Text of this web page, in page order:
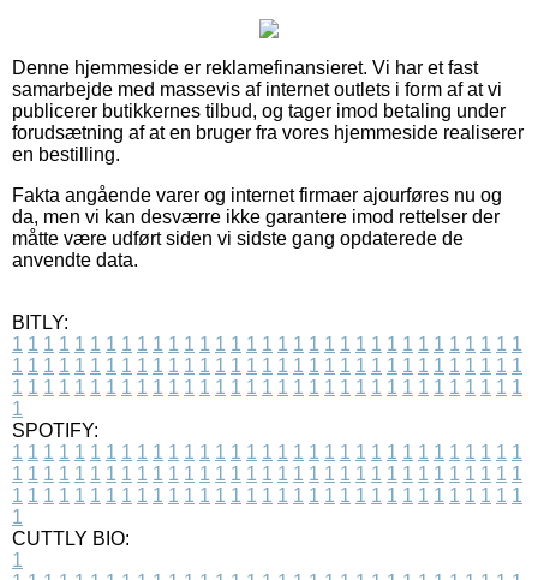
Denne hjemmeside er reklamefinansieret. Vi har et fast
samarbejde med massevis af internet outlets i form af at vi
publicerer butikkernes tilbud, og tager imod betaling under
forudsætning af at en bruger fra vores hjemmeside realiserer
en bestilling.
Fakta angående varer og internet firmaer ajourføres nu og
da, men vi kan desværre ikke garantere imod rettelser der
måtte være udført siden vi sidste gang opdaterede de
anvendte data.
BITLY:
1 1 1 1 1 1 1 1 1 1 1 1 1 1 1 1 1 1 1 1 1 1 1 1 1 1 1 1 1 1 1 1 1
1 1 1 1 1 1 1 1 1 1 1 1 1 1 1 1 1 1 1 1 1 1 1 1 1 1 1 1 1 1 1 1 1
1 1 1 1 1 1 1 1 1 1 1 1 1 1 1 1 1 1 1 1 1 1 1 1 1 1 1 1 1 1 1 1 1
1
SPOTIFY:
1 1 1 1 1 1 1 1 1 1 1 1 1 1 1 1 1 1 1 1 1 1 1 1 1 1 1 1 1 1 1 1 1
1 1 1 1 1 1 1 1 1 1 1 1 1 1 1 1 1 1 1 1 1 1 1 1 1 1 1 1 1 1 1 1 1
1 1 1 1 1 1 1 1 1 1 1 1 1 1 1 1 1 1 1 1 1 1 1 1 1 1 1 1 1 1 1 1 1
1
CUTTLY BIO:
1